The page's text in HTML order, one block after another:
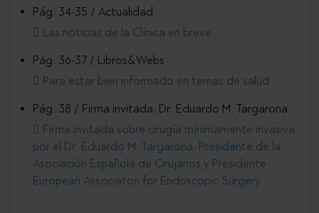
Pág. 34-35 / Actualidad
Las noticias de la Clínica en breve.
Pág. 36-37 / Libros&Webs
Para estar bien informado en temas de salud
Pág. 38 / Firma invitada. Dr. Eduardo M. Targarona
Firma invitada sobre cirugía mínimamente invasiva
por el Dr. Eduardo M. Targarona. Presidente de la
Asociación Española de Cirujanos y Presidente
European Associaton for Endoscopic Surgery.